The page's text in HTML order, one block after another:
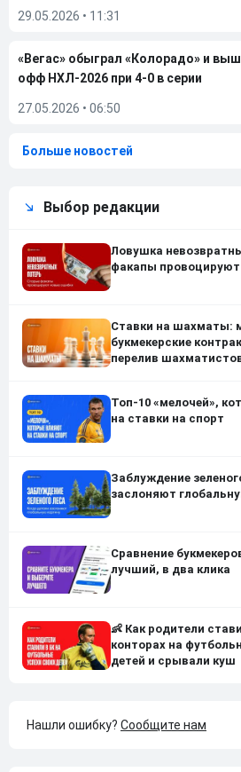
29.05.2026 • 11:31
«Вегас» обыграл «Колорадо» и
офф НХЛ-2026 при 4-0 в серии
27.05.2026 • 06:50
Больше новостей
Выбор редакции
Ловушка
факапы
Ставки на шахматы:
букмекерские
перелив
Топ-10 «мелочей»,
на ставки на спорт
Заблуждение
заслоняют
Сравнение
лучший, в два клика
👶 Как родители
конторах на
детей и срывали куш
Нашли ошибку? Сообщите нам